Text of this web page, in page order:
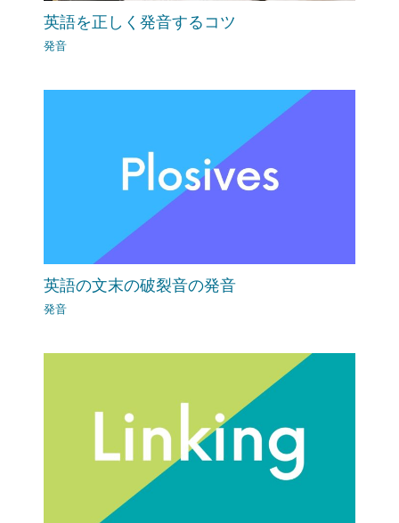
英語を正しく発音するコツ
発音
英語の文末の破裂音の発音
発音